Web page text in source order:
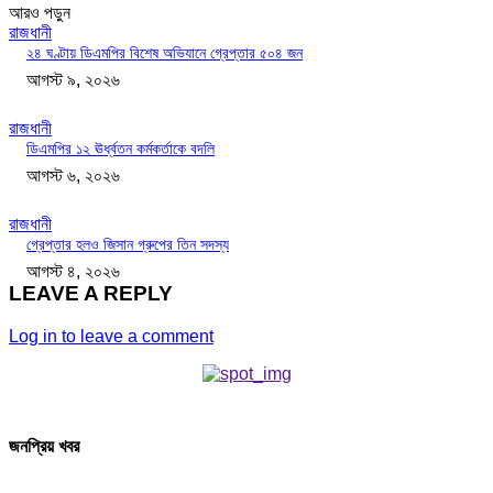
আরও পড়ুন
রাজধানী
২৪ ঘণ্টায় ডিএমপির বিশেষ অভিযানে গ্রেপ্তার ৫০৪ জন
আগস্ট ৯, ২০২৬
রাজধানী
ডিএমপির ১২ ঊর্ধ্বতন কর্মকর্তাকে বদলি
আগস্ট ৬, ২০২৬
রাজধানী
গ্রেপ্তার হলও জিসান গ্রুপের তিন সদস্য
আগস্ট ৪, ২০২৬
LEAVE A REPLY
Log in to leave a comment
জনপ্রিয় খবর